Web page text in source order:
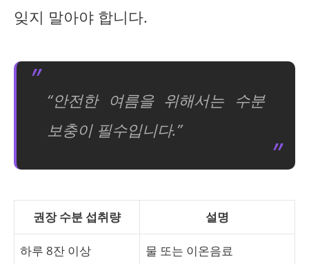
잊지 말아야 합니다.
“안전한 여름을 위해서는 수분
보충이 필수입니다.”
권장 수분 섭취량 설명
하루 8잔 이상 물 또는 이온음료